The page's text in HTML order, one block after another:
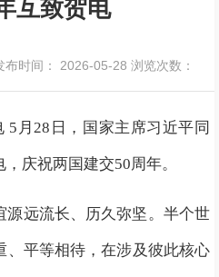
互致贺电
布时间： 2026-05-28 浏览次数：
5月28日，国家主席习近平同
庆祝两国建交50周年。
源远流长、历久弥坚。半个世
、平等相待，在涉及彼此核心